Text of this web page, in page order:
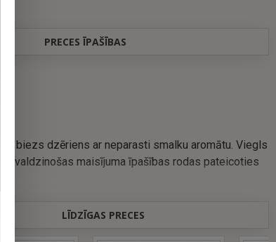
LĪDZĪGAS PRECES
PRECES ĪPAŠĪBAS
biezs dzēriens ar neparasti smalku aromātu. Viegls
valdzinošas maisījuma īpašības rodas pateicoties